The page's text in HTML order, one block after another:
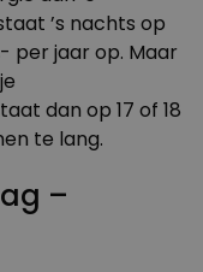
’s nachts op
per jaar op. Maar
dan op 17 of 18
te lang.
–